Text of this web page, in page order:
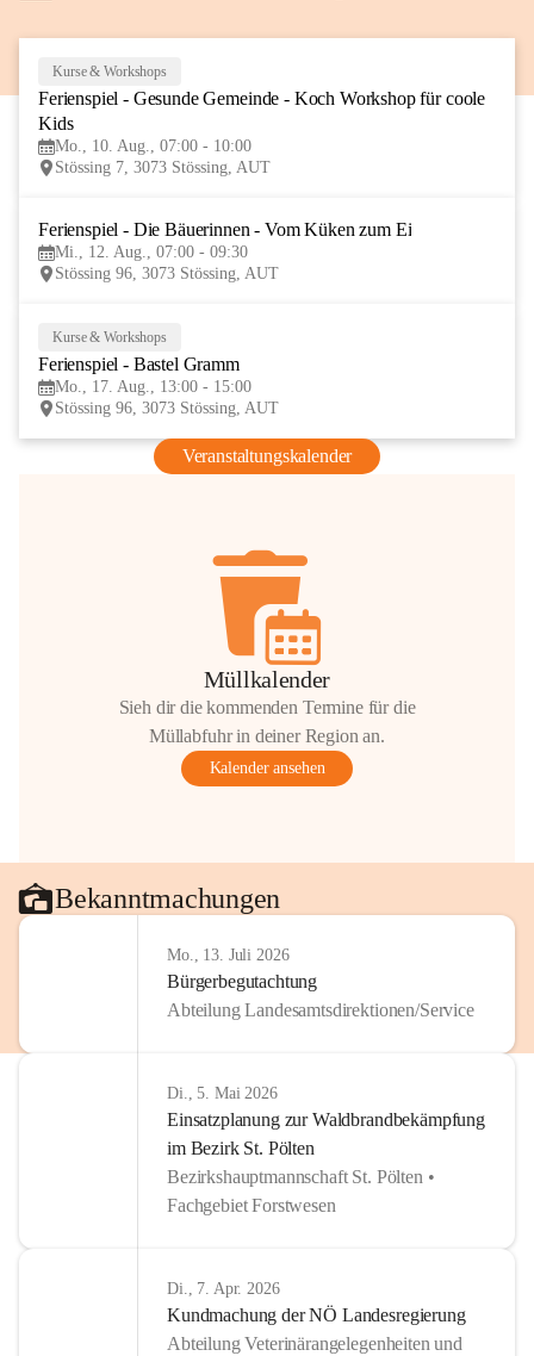
AUG
Kurse & Workshops
Ferienspiel - Gesunde Gemeinde - Koch Workshop für coole
Kids
Mo., 10. Aug., 07:00 - 10:00
Stössing 7, 3073 Stössing, AUT
Ferienspiel - Die Bäuerinnen - Vom Küken zum Ei
Mi., 12. Aug., 07:00 - 09:30
Stössing 96, 3073 Stössing, AUT
Kurse & Workshops
Ferienspiel - Bastel Gramm
Mo., 17. Aug., 13:00 - 15:00
Stössing 96, 3073 Stössing, AUT
Veranstaltungskalender
Müllkalender
Sieh dir die kommenden Termine für die
Müllabfuhr in deiner Region an.
Kalender ansehen
Bekanntmachungen
Mo., 13. Juli 2026
Bürgerbegutachtung
Abteilung Landesamtsdirektionen/Service
Di., 5. Mai 2026
Einsatzplanung zur Waldbrandbekämpfung
im Bezirk St. Pölten
Bezirkshauptmannschaft St. Pölten •
Fachgebiet Forstwesen
Di., 7. Apr. 2026
Kundmachung der NÖ Landesregierung
Abteilung Veterinärangelegenheiten und